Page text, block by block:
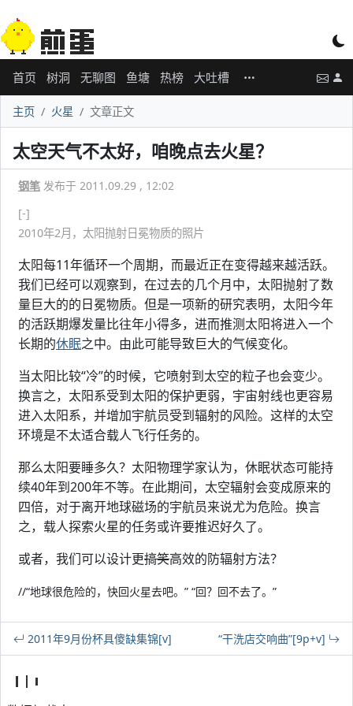
首页 树洞 无聊图 鱼塘 热榜 大吐槽
主页 火星 文章正文
太空天气不太好，咱晚点去火星？
钢笔 发布于 2011.09.29 , 12:02
[-]
2010年2月，太阳抛射日冕物质的照片
太阳每11年循环一个周期，而最近正在变得越来越活跃。
我们已经可以观察到，在过去的几个月中，太阳抛射了数
量巨大的的日冕物质。但是一项新的研究表明，太阳今年
的活跃期爆发量比往年小得多，进而推测太阳将进入一个
长期的休眠之中。由此可能导致巨大的气候变化。
当太阳比较“冷”的时候，它喷射到太空的粒子也会变少。
换言之，太阳系受到太阳的保护更弱，宇宙射线也更容易
进入太阳系，并增加宇航员受到辐射的风险。这样的太空
环境是不太适合载人飞行任务的。
那么太阳要睡多久？太阳物理学家认为，休眠状态可能持
续40年到200年不等。在此期间，太空辐射会变成原来的
四倍，对于离开地球磁场的宇航员来说尤为危险。换言
之，载人探索火星的任务或许要推迟好久了。
或者，我们可以设计更搞笑高效的防辐射方法？
//“地球很危险的，快回火星去吧。” “回？回不去了。”
2011年9月份杯具傻缺集锦[v] “干洗店交响曲”[9p+v]